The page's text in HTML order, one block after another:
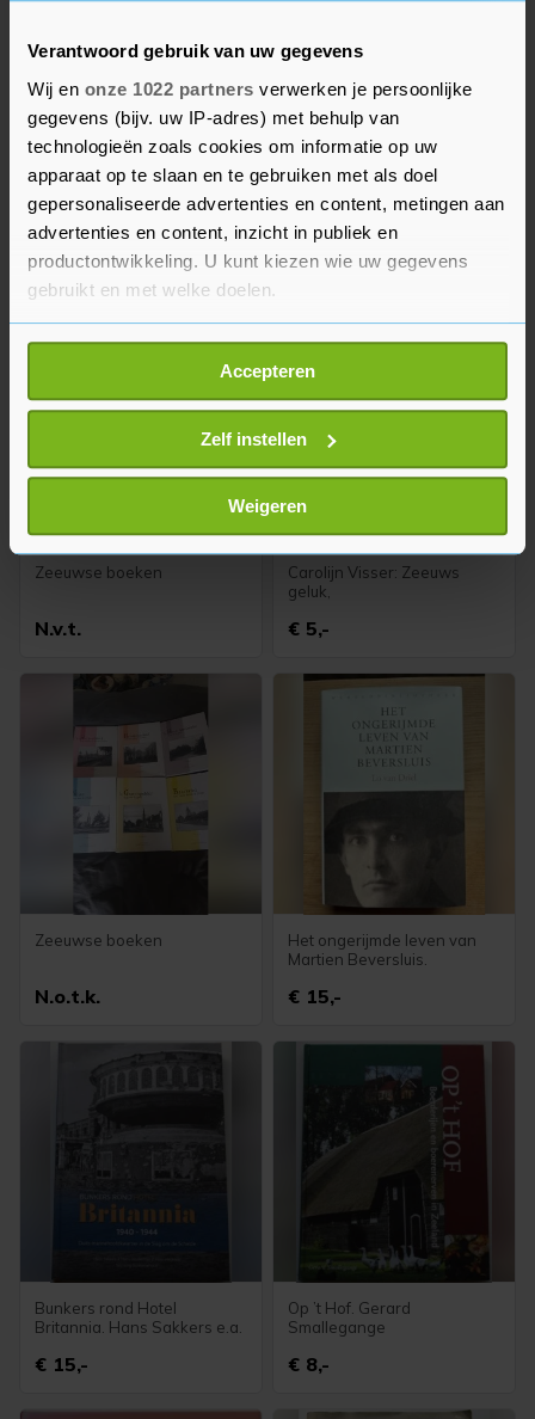
Verantwoord gebruik van uw gegevens
Wij en onze 1022 partners verwerken je persoonlijke
gegevens (bijv. uw IP-adres) met behulp van
technologieën zoals cookies om informatie op uw
apparaat op te slaan en te gebruiken met als doel
gepersonaliseerde advertenties en content, metingen aan
advertenties en content, inzicht in publiek en
productontwikkeling. U kunt kiezen wie uw gegevens
gebruikt en met welke doelen.
Als u het toestaat, willen we ook graag:
Informatie verzamelen over uw geografische
locatie, die tot een paar meter nauwkeurig kan zijn
Uw apparaat identificeren door het actief te
scannen op specifieke eigenschappen (fingerprinting)
Lees meer over hoe uw persoonlijke gegevens worden
verwerkt en stel uw voorkeuren in het
U kunt uw toestemming op elk moment wijzigen of
intrekken in de Cookieverklaring.
Met cookies werkt onze website beter en wordt jouw
bezoek makkelijker en persoonlijker. Op
gemaakte keuze altijd wijzigen of intrekken.
Accepteren
Zelf instellen
Weigeren
BEKIJK MEER ADVERTENTIES
Zeeuws Boek
€ 2,-
Zeeuwse boeken
€ 5,-
Zeeuwse boeken
N.v.t.
Carolijn Visser: Zeeuws
geluk,
€ 5,-
Zeeuwse boeken
N.o.t.k.
Het ongerijmde leven van
Martien Beversluis.
€ 15,-
Bunkers rond Hotel
Britannia. Hans Sakkers e.a.
€ 15,-
Op ’t Hof. Gerard
Smallegange
€ 8,-